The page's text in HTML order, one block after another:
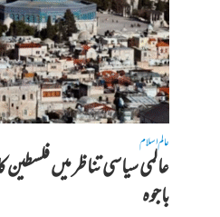
عالم اسلام
عالمی سیاسی تناظر میں
باجوہ